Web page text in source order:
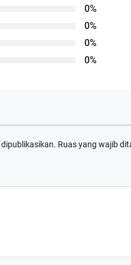
0%
0%
0%
0%
Ruas yang wajib